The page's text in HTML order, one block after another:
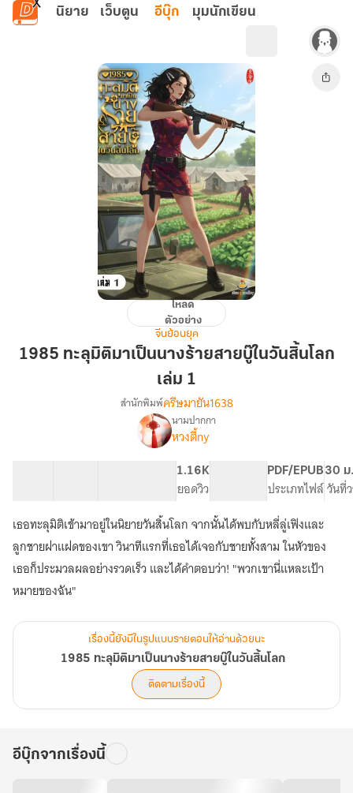
ข้ามไปยังเนื้อหาหลัก
นิยาย เว็บตูน อีบุ๊ก มุมนักเขียน
มิติ
บู๊
วัน
สิ้น
โลก
เล่ม
1
โหลด
ตัวอย่าง
จีนย้อนยุค
1985 ทะลุมิติมาเป็นนางร้ายสายบู๊ในวันสิ้นโลก
เล่ม 1
เรื่อง1985
ทะลุ
มิติ
มา
เป็น
นาง
ร้าย
สาย
บู๊
ใน
โลก
สำนักพิมพ์ครีษมายัน1638
นามปากกา
หวงตี้ny
1.16K
ยอดวิว
PDF/EPUB
ประเภทไฟล์
30 ม
วันที่
เธอทะลุมิติเข้ามาอยู่ในนิยายวันสิ้นโลก จากนั้นได้พบกับหลี่ลู่เฟิงและ
ลูกชายฝาแฝดของเขา วินาทีแรกที่เธอได้เจอกับชายทั้งสาม ในหัวของ
เธอก็ประมวลผลอย่างรวดเร็ว และได้คำตอบว่า! "พวกเขานี่แหละเป้า
หมายของฉัน"
เรื่องนี้ยังมีในรูปแบบรายตอนให้อ่านด้วยนะ
1985 ทะลุมิติมาเป็นนางร้ายสายบู๊ในวันสิ้นโลก
ติดตามเรื่องนี้
อีบุ๊กจากเรื่องนี้